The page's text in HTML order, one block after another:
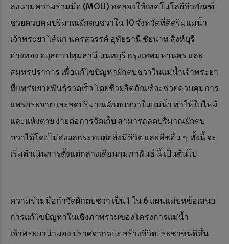
ลงนามความร่วมมือ (MOU) ทดลองใช้เทคโนโลยีชีวภัณฑ์
ช่วยควบคุมปริมาณผักตบชวาใน 10 จังหวัดที่ติดริมแม่น้ำ
เจ้าพระยา ได้แก่ นครสวรรค์ อุทัยธานี ชัยนาท สิงห์บุรี
อ่างทอง อยุธยา ปทุมธานี นนทบุรี กรุงเทพมหานคร และ
สมุทรปราการ เพื่อแก้ไขปัญหาผักตบชวาในแม่น้ำเจ้าพระยา
ที่แพร่ขยายพันธุ์รวดเร็ว โดยชีวผลิตภัณฑ์จะช่วยควบคุมการ
แพร่กระจายและลดปริมาณผักตบชวาในแม่น้ำ ทำให้ใบไหม้
และแห้งตาย ง่ายต่อการจัดเก็บ สามารถลดปริมาณผักตบ
ชวาได้โดยไม่ส่งผลกระทบต่อสิ่งมีชีวิต และพืชอื่น ๆ ทั้งนี้ จะ
เริ่มดำเนินการตั้งแต่กลางเดือนกุมภาพันธ์ นี้ เป็นต้นไป
ความร่วมมือกำจัดผักตบชวา เป็น 1 ใน 6 แผนแม่บทข้อเสนอ
การแก้ไขปัญหาในเชิงภาพรวมของโครงการแม่น้ำ
เจ้าพระยาน่ามอง ปราศจากขยะ สร้างชีวิตประชาชนดีขึ้น